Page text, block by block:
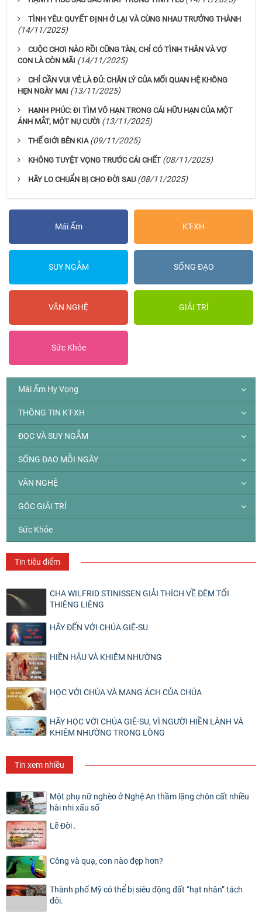
TÌNH YÊU: QUYẾT ĐỊNH Ở LẠI VÀ CÙNG NHAU TRƯỞNG THÀNH
(14/11/2025)
CUỘC CHƠI NÀO RỒI CŨNG TÀN, CHỈ CÓ TÌNH THÂN VÀ VỢ
CON LÀ CÒN MÃI (14/11/2025)
CHỈ CẦN VUI VẺ LÀ ĐỦ: CHÂN LÝ CỦA MỐI QUAN HỆ KHÔNG
HẸN NGÀY MAI (13/11/2025)
HẠNH PHÚC: ĐI TÌM VÔ HẠN TRONG CÁI HỮU HẠN CỦA MỘT
ÁNH MẮT, MỘT NỤ CƯỜI (13/11/2025)
THẾ GIỚI BÊN KIA (09/11/2025)
KHÔNG TUYỆT VỌNG TRƯỚC CÁI CHẾT (08/11/2025)
HÃY LO CHUẨN BỊ CHO ĐỜI SAU (08/11/2025)
Mái Ấm KT-XH
SUY NGẪM SỐNG ĐẠO
VĂN NGHỆ GIẢI TRÍ
Sức Khỏe
Mái Ấm Hy Vọng
THÔNG TIN KT-XH
ĐỌC VÀ SUY NGẪM
SỐNG ĐẠO MỖI NGÀY
VĂN NGHỆ
GÓC GIẢI TRÍ
Sức Khỏe
Tin tiêu điểm
CHA WILFRID STINISSEN GIẢI THÍCH VỀ ĐÊM TỐI
THIÊNG LIÊNG
HÃY ĐẾN VỚI CHÚA GIÊ-SU
HIỀN HẬU VÀ KHIÊM NHƯỜNG
HỌC VỚI CHÚA VÀ MANG ÁCH CỦA CHÚA
HÃY HỌC VỚI CHÚA GIÊ-SU, VÌ NGƯỜI HIỀN LÀNH VÀ
KHIÊM NHƯỜNG TRONG LÒNG
Tin xem nhiều
Một phụ nữ nghèo ở Nghệ An thầm lặng chôn cất nhiều
hài nhi xấu số
Lẽ Đời .
Công và quạ, con nào đẹp hơn?
Thành phố Mỹ có thể bị siêu động đất “hạt nhân” tách
đôi.